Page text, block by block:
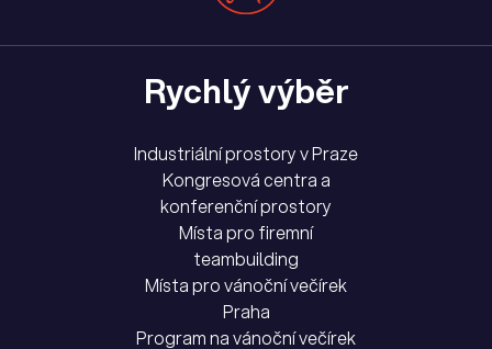
Rychlý výběr
Industriální prostory v Praze
Kongresová centra a
konferenční prostory
Místa pro firemní
teambuilding
Místa pro vánoční večírek
Praha
Program na vánoční večírek